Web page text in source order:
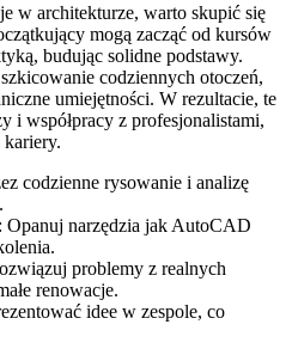
w architekturze, warto skupić się
mogą zacząć od kursów
budując solidne podstawy.
codziennych otoczeń,
umiejętności. W rezultacie, te
i współpracy z profesjonalistami,
codzienne rysowanie i analizę
Opanuj narzędzia jak AutoCAD
problemy z realnych
renowacje.
idee w zespole, co